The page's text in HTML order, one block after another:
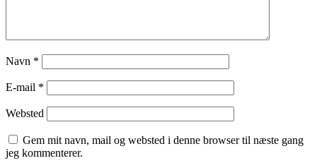
Navn *
E-mail *
Websted
Gem mit navn, mail og websted i denne browser til næste gang
jeg kommenterer.